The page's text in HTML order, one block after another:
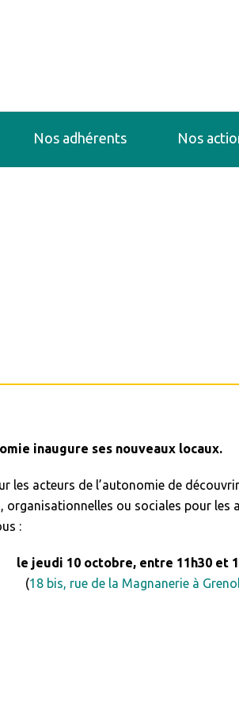
Nos adhérents Nos
inaugure ses nouveaux locaux.
les acteurs de l’autonomie de
ou sociales pour les
:
le jeudi 10 octobre, entre 11h30 et
(18 bis, rue de la Magnanerie à